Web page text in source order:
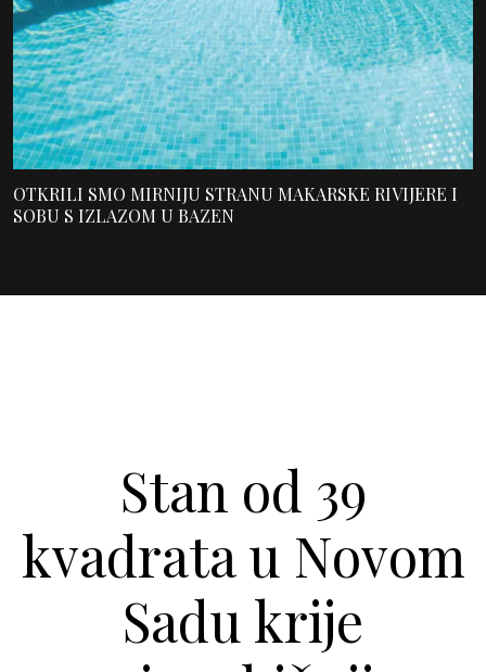
OTKRILI SMO MIRNIJU STRANU MAKARSKE RIVIJERE I
SOBU S IZLAZOM U BAZEN
Stan od 39
kvadrata u Novom
Sadu krije